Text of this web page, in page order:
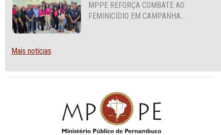
MPPE REFORÇA COMBATE AO
FEMINICÍDIO EM CAMPANHA
Mais notícias